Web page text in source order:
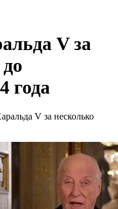
V за
года
V за несколько